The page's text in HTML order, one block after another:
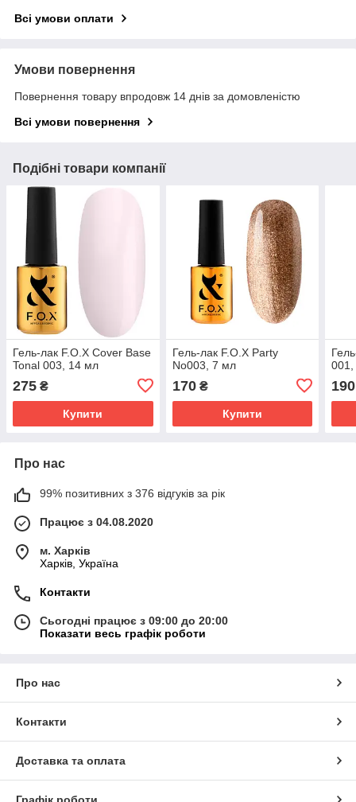
Всі умови оплати
Умови повернення
Повернення товару впродовж 14 днів за домовленістю
Всі умови повернення
Подібні товари компанії
Гель-лак F.O.X Cover Base
Tonal 003, 14 мл
275 ₴
Купити
Гель-лак F.O.X Party
No003, 7 мл
170₴
Купити
190
Про нас
99% позитивних з 376 відгуків за рік
Працює з 04.08.2020
м. Харків
Харків, Україна
Контакти
Сьогодні працює з 09:00 до 20:00
Показати весь графік роботи
Про нас
Контакти
Доставка та оплата